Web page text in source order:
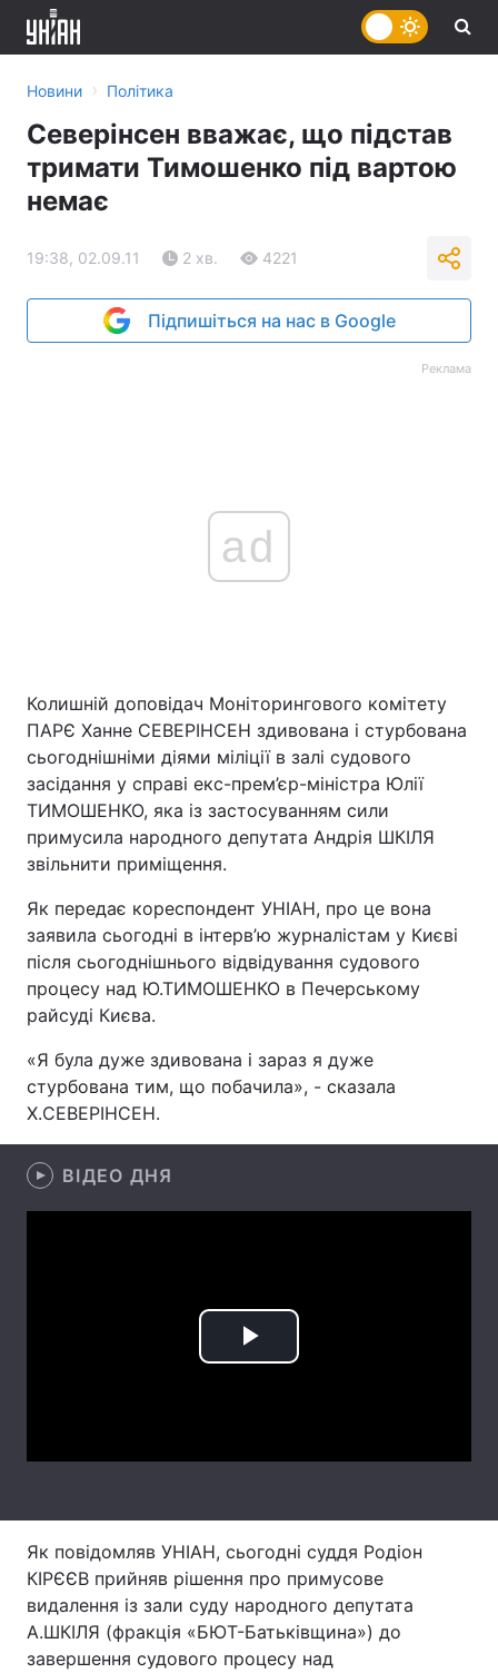
Головна Війна
Україна Політика
Економіка
Відео з Youtube Статті
Новини › Політика
Северінсен вважає, що підстав
тримати Тимошенко під вартою
немає
19:38, 02.09.11 2 хв. 4221
Підпишіться на нас в Google
Реклама
ad
Колишній доповідач Моніторингового комітету
ПАРЄ Ханне СЕВЕРІНСЕН здивована і стурбована
сьогоднішніми діями міліції в залі судового
засідання у справі екс-прем’єр-міністра Юлії
ТИМОШЕНКО, яка із застосуванням сили
примусила народного депутата Андрія ШКІЛЯ
звільнити приміщення.
Як передає кореспондент УНІАН, про це вона
заявила сьогодні в інтерв’ю журналістам у Києві
після сьогоднішнього відвідування судового
процесу над Ю.ТИМОШЕНКО в Печерському
райсуді Києва.
«Я була дуже здивована і зараз я дуже
стурбована тим, що побачила», - сказала
Х.СЕВЕРІНСЕН.
ВІДЕО ДНЯ
Play
Як повідомляв УНІАН, сьогодні суддя Родіон
КІРЄЄВ прийняв рішення про примусове
видалення із зали суду народного депутата
А.ШКІЛЯ (фракція «БЮТ-Батьківщина») до
завершення судового процесу над